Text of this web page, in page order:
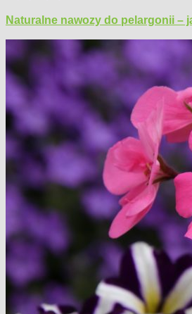
Naturalne nawozy do pelargonii –